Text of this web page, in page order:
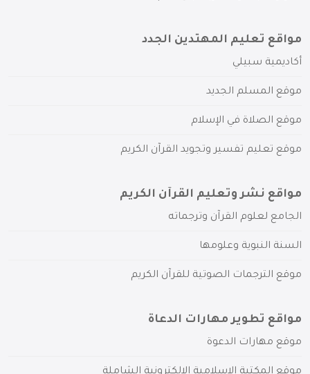
مواقع تعليم المهتدين الجدد
أكاديمية سبيلي
موقع المسلم الجديد
موقع الصلاة في الإسلام
موقع تعليم تفسير وتجويد القرآن الكريم
مواقع نشر وتعليم القرآن الكريم
الجامع لعلوم القرآن وترجماته
السنة النبوية وعلومها
موقع الترجمات الصوتية للقرآن الكريم
مواقع تطوير مهارات الدعاة
موقع مهارات الدعوة
موقع المكتبة الإسلامية الإلكترونية الشاملة